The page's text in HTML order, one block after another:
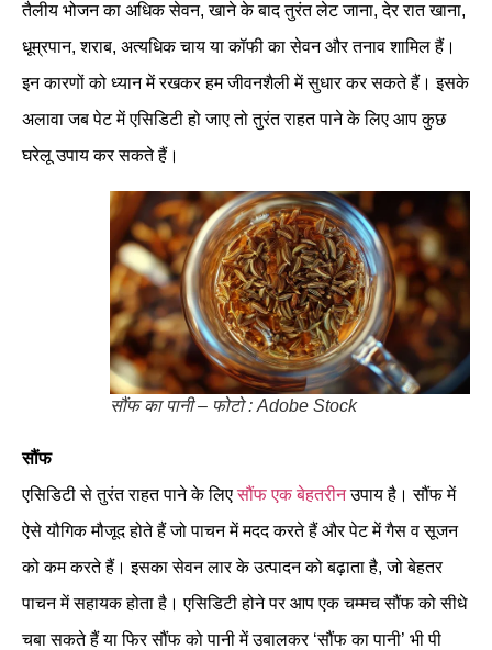
तैलीय भोजन का अधिक सेवन, खाने के बाद तुरंत लेट जाना, देर रात खाना,
धूम्रपान, शराब, अत्यधिक चाय या कॉफी का सेवन और तनाव शामिल हैं।
इन कारणों को ध्यान में रखकर हम जीवनशैली में सुधार कर सकते हैं। इसके
अलावा जब पेट में एसिडिटी हो जाए तो तुरंत राहत पाने के लिए आप कुछ
घरेलू उपाय कर सकते हैं।
सौंफ का पानी – फोटो : Adobe Stock
सौंफ
एसिडिटी से तुरंत राहत पाने के लिएसौंफ एक बेहतरीनउपाय है। सौंफ में
ऐसे यौगिक मौजूद होते हैं जो पाचन में मदद करते हैं और पेट में गैस व सूजन
को कम करते हैं। इसका सेवन लार के उत्पादन को बढ़ाता है, जो बेहतर
पाचन में सहायक होता है। एसिडिटी होने पर आप एक चम्मच सौंफ को सीधे
चबा सकते हैं या फिर सौंफ को पानी में उबालकर ‘सौंफ का पानी’ भी पी